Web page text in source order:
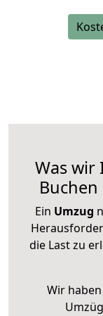
Was
Ein Umzug
die Last zu
Wir